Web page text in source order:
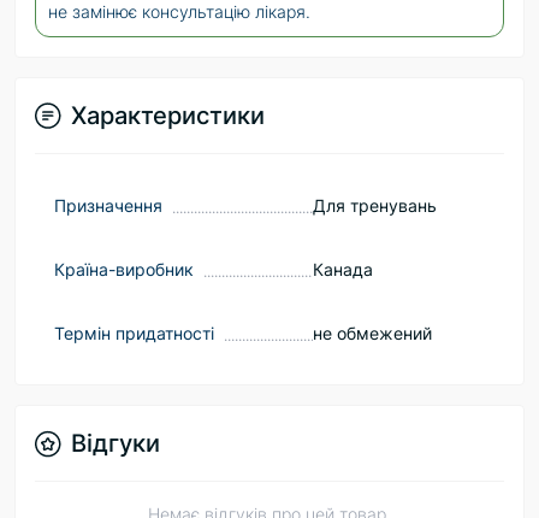
не замінює консультацію лікаря.
Характеристики
Призначення Для тренувань
Країна-виробник Канада
Термін придатності не обмежений
Відгуки
Немає відгуків про цей товар.